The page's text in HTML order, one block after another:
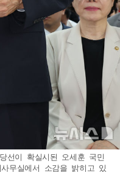
선이 확실시된 오세훈 국민
무실에서 소감을 밝히고 있